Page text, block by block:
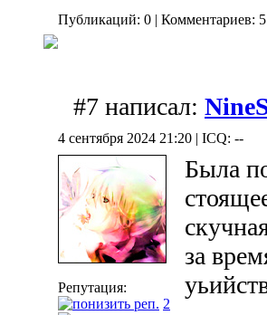
Публикаций: 0 | Комментариев:
#7 написал:
4 сентября 2024 21:20 | ICQ: --
Репутация:
2
Была
за